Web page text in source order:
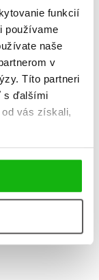
funkcií
používame
naše
v
Títo partneri
s ďalšími
vás získali,
Marco
Valeria De
Do